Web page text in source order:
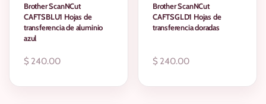
Brother ScanNCut
CAFTSBLU1 Hojas de
transferencia de aluminio
azul
Precio
$ 240.00
Brother ScanNCut
CAFTSGLD1 Hojas de
transferencia doradas
Precio
$ 240.00